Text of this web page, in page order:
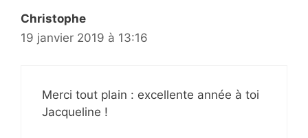
Christophe
19 janvier 2019 à 13:16
Merci tout plain : excellente année à toi
Jacqueline !